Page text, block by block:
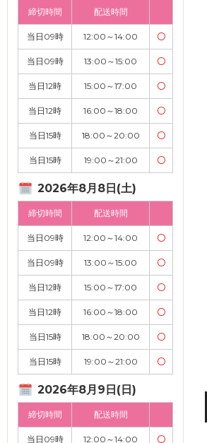
締切時間 配送時間
当日09時 12:00～14:00 〇
当日09時 13:00～15:00 〇
当日12時 15:00～17:00 〇
当日12時 16:00～18:00 〇
当日15時 18:00～20:00 〇
当日15時 19:00～21:00 〇
2026年8月8日(土)
締切時間 配送時間
当日09時 12:00～14:00 〇
当日09時 13:00～15:00 〇
当日12時 15:00～17:00 〇
当日12時 16:00～18:00 〇
当日15時 18:00～20:00 〇
当日15時 19:00～21:00 〇
2026年8月9日(日)
締切時間 配送時間
当日09時 12:00～14:00 〇